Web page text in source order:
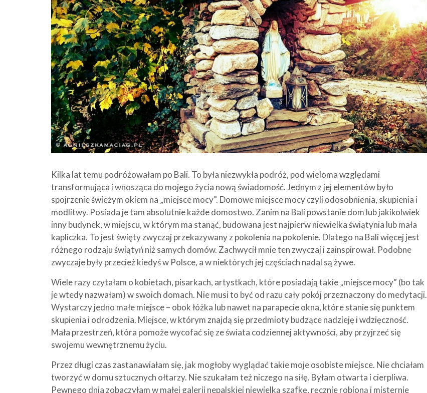
Kilka lat temu podróżowałam po Bali. To była niezwykła podróż, pod wieloma względami
transformująca i wnosząca do mojego życia nową świadomość. Jednym z jej elementów było
spojrzenie świeżym okiem na „miejsce mocy”. Domowe miejsce mocy czyli odosobnienia, skupienia i
modlitwy. Posiada je tam absolutnie każde domostwo. Zanim na Bali powstanie dom lub jakikolwiek
inny budynek, w miejscu, w którym ma stanąć, budowana jest najpierw niewielka świątynia lub mała
kapliczka. To jest święty zwyczaj przekazywany z pokolenia na pokolenie. Dlatego na Bali więcej jest
różnego rodzaju świątyń niż samych domów. Zachwycił mnie ten zwyczaj i zainspirował. Podobne
zwyczaje były przecież kiedyś w Polsce, a w niektórych jej częściach nadal są żywe.
Wiele razy czytałam o kobietach, pisarkach, artystkach, które posiadają takie „miejsce mocy” (bo tak
je wtedy nazwałam) w swoich domach. Nie musi to być od razu cały pokój przeznaczony do medytacji.
Wystarczy jedno małe miejsce – obok łóżka lub nawet na parapecie okna, które stanie się punktem
skupienia i odrodzenia. Miejsce, w którym znajdą się przedmioty budzące nadzieję i wdzięczność.
Mała przestrzeń, która pomoże wycofać się ze świata codziennej aktywności, aby przyjrzeć się
swojemu wewnętrznemu życiu.
Przez długi czas zastanawiałam się, jak mogłoby wyglądać takie moje osobiste miejsce. Nie chciałam
tworzyć w domu sztucznych ołtarzy. Nie szukałam też niczego na siłę. Byłam otwarta i cierpliwa.
Pewnego dnia zobaczyłam w małej galerii nepalskiej niewielką szafkę, ręcznie robioną i misternie